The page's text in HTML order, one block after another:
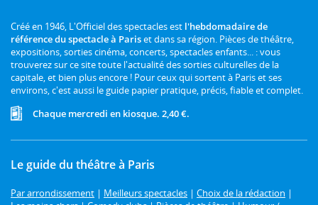
Créé en 1946, L'Officiel des spectacles est l'hebdomadaire de
référence du spectacle à Pariset dans sa région. Pièces de théâtre,
expositions, sorties cinéma, concerts, spectacles enfants... : vous
trouverez sur ce site toute l'actualité des sorties culturelles de la
capitale, et bien plus encore ! Pour ceux qui sortent à Paris et ses
environs, c'est aussi le guide papier pratique, précis, fiable et complet.
Chaque mercredi en kiosque. 2,40 €.
Le guide du théâtre à Paris
Par arrondissement | Meilleurs spectacles | Choix de la rédaction |